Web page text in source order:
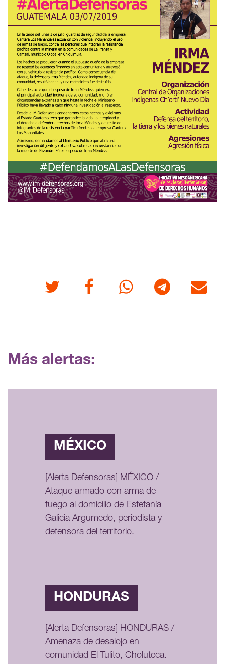
Twitter FacebookWhatsappTelegram Correo
Más alertas:
MÉXICO
[Alerta Defensoras] MÉXICO /
Ataque armado con arma de
fuego al domicilio de Estefanía
Galicia Argumedo, periodista y
defensora del territorio.
HONDURAS
[Alerta Defensoras] HONDURAS /
Amenaza de desalojo en
comunidad El Tulito, Choluteca.